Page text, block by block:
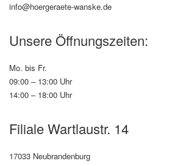
info@hoergeraete-wanske.de
Unsere Öffnungszeiten:
Mo. bis Fr.
09:00 – 13:00 Uhr
14:00 – 18:00 Uhr
Filiale Wartlaustr. 14
17033 Neubrandenburg